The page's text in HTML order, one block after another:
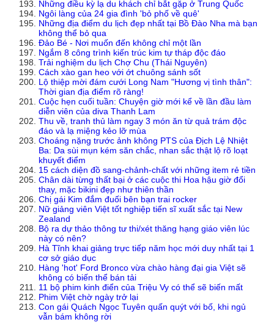
Những điều kỳ lạ du khách chỉ bắt gặp ở Trung Quốc
Ngôi làng của 24 gia đình 'bỏ phố về quê'
Những địa điểm du lịch đẹp nhất tại Bồ Đào Nha mà bạn
không thể bỏ qua
Đảo Bé - Nơi muốn đến không chỉ một lần
Ngắm 8 công trình kiến trúc kim tự tháp độc đáo
Trải nghiệm du lịch Chợ Chu (Thái Nguyên)
Cách xào gan heo với ớt chuông sánh sốt
Lộ thiệp mời đám cưới Long Nam "Hương vị tình thân":
Thời gian địa điểm rõ ràng!
Cuộc hẹn cuối tuần: Chuyện giờ mới kể về lần đầu làm
diễn viên của diva Thanh Lam
Thu về, tranh thủ làm ngay 3 món ăn từ quả trám độc
đáo và lạ miệng kẻo lỡ mùa
Choáng nặng trước ảnh không PTS của Địch Lệ Nhiệt
Ba: Da sùi mụn kém săn chắc, nhan sắc thật lộ rõ loạt
khuyết điểm
15 cách diện đồ sang-chảnh-chất với những item rẻ tiền
Chân dài từng thất bại ở các cuộc thi Hoa hậu giờ đổi
thay, mặc bikini đẹp như thiên thần
Chị gái Kim đắm đuối bên bạn trai rocker
Nữ giảng viên Việt tốt nghiệp tiến sĩ xuất sắc tại New
Zealand
Bộ ra dự thảo thông tư thi/xét thăng hạng giáo viên lúc
này có nên?
Hà Tĩnh khai giảng trực tiếp năm học mới duy nhất tại 1
cơ sở giáo dục
Hàng 'hot' Ford Bronco vừa chào hàng đại gia Việt sẽ
không có biến thể bán tải
11 bộ phim kinh điển của Triệu Vy có thể sẽ biến mất
Phim Việt chờ ngày trở lại
Con gái Quách Ngọc Tuyên quấn quýt với bố, khi ngủ
vẫn bám không rời